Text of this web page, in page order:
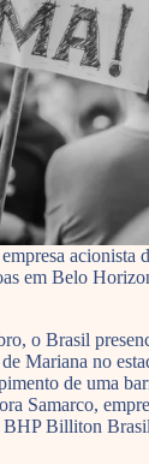
acionista
em Belo
o Brasil
Mariana no
de uma
Samarco,
BHP Billiton